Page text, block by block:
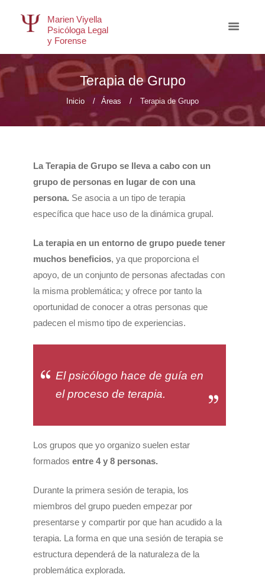
Marien Viyella
Psicóloga Legal
y Forense
Terapia de Grupo
Inicio Áreas Terapia de Grupo
La Terapia de Grupo se lleva a cabo con un
grupo de personas en lugar de con una
persona. Se asocia a un tipo de terapia
específica que hace uso de la dinámica grupal.
La terapia en un entorno de grupo puede tener
muchos beneficios, ya que proporciona el
apoyo, de un conjunto de personas afectadas con
la misma problemática; y ofrece por tanto la
oportunidad de conocer a otras personas que
padecen el mismo tipo de experiencias.
El psicólogo hace de guía en
el proceso de terapia.
Los grupos que yo organizo suelen estar
formados entre 4 y 8 personas.
Durante la primera sesión de terapia, los
miembros del grupo pueden empezar por
presentarse y compartir por que han acudido a la
terapia. La forma en que una sesión de terapia se
estructura dependerá de la naturaleza de la
problemática explorada.